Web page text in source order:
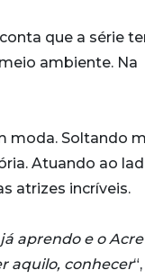
conta que a série
ambiente. Na
moda. Soltando
Atuando ao
atrizes incríveis.
aprendo e o
aquilo, conhecer“,